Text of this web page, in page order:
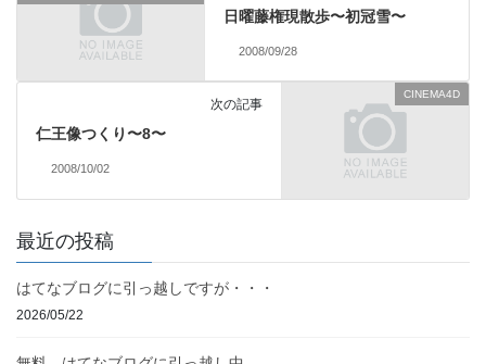
日曜藤権現散歩〜初冠雪〜
2008/09/28
CINEMA4D
次の記事
仁王像つくり〜8〜
2008/10/02
最近の投稿
はてなブログに引っ越しですが・・・
2026/05/22